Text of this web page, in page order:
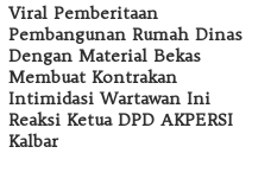
Viral Pemberitaan
Pembangunan Rumah Dinas
Dengan Material Bekas
Membuat Kontrakan
Intimidasi Wartawan Ini
Reaksi Ketua DPD AKPERSI
Kalbar